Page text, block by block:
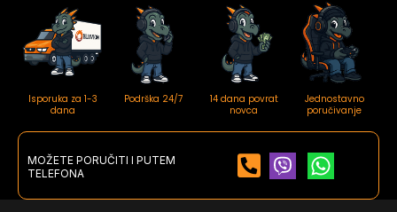
Isporuka za 1-3
dana
Podrška 24/7
14 dana povrat
novca
Jednostavno
poručivanje
MOŽETE PORUČITI I PUTEM
TELEFONA